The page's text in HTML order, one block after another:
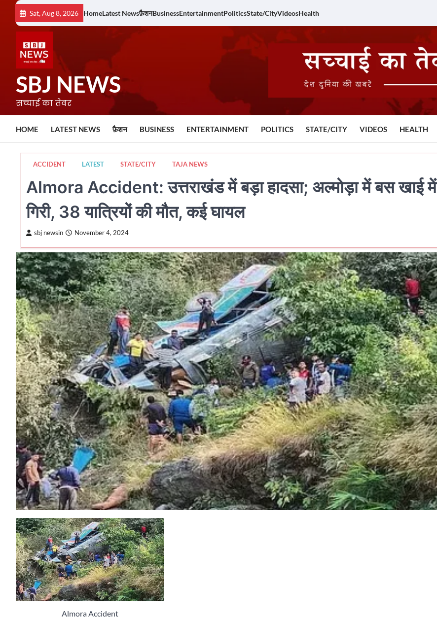
content
Sat, Aug 8, 2026 HomeLatest Newsफ़ैशनBusinessEntertainmentPoliticsState/CityVideosHealth
SBJ NEWS
सच्चाई का तेवर
HOME LATEST NEWS फ़ैशन BUSINESS ENTERTAINMENT POLITICS STATE/CITY VIDEOS HEALTH
ACCIDENT LATEST STATE/CITY TAJA NEWS
Almora Accident: उत्तराखंड में बड़ा हादसा; अल्मोड़ा में बस खाई में
गिरी, 38 यात्रियों की मौत, कई घायल
sbj newsin November 4, 2024
Almora Accident